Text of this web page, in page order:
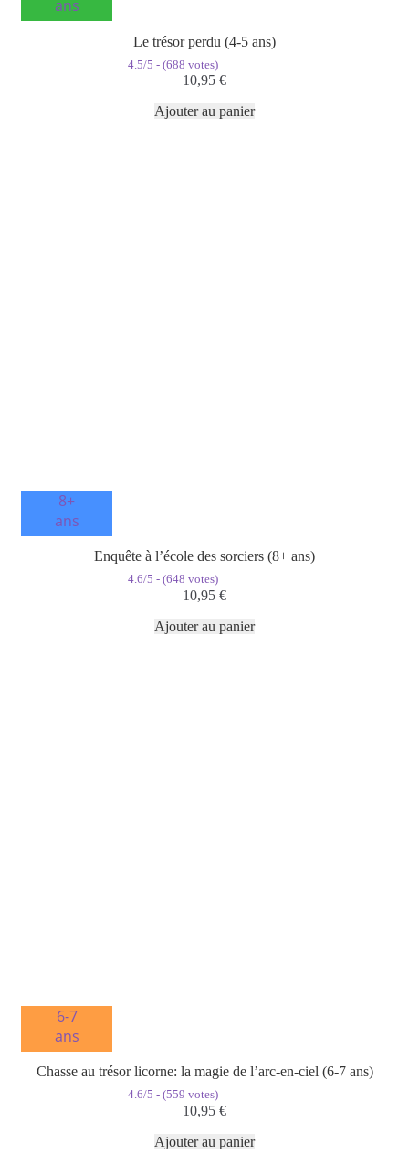
ans
Le trésor perdu (4-5 ans)
4.5/5 - (688 votes)
10,95 €
Ajouter au panier
8+
ans
Enquête à l’école des sorciers (8+ ans)
4.6/5 - (648 votes)
10,95 €
Ajouter au panier
6-7
ans
Chasse au trésor licorne: la magie de l’arc-en-ciel (6-7 ans)
4.6/5 - (559 votes)
10,95 €
Ajouter au panier